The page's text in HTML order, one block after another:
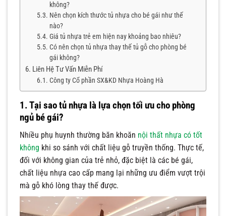
không?
Nên chọn kích thước tủ nhựa cho bé gái như thế
nào?
Giá tủ nhựa trẻ em hiện nay khoảng bao nhiêu?
Có nên chọn tủ nhựa thay thế tủ gỗ cho phòng bé
gái không?
Liên Hệ Tư Vấn Miễn Phí
Công ty Cổ phần SX&KD Nhựa Hoàng Hà
1. Tại sao tủ nhựa là lựa chọn tối ưu cho phòng
ngủ bé gái?
Nhiều phụ huynh thường băn khoăn nội thất nhựa có tốt
không khi so sánh với chất liệu gỗ truyền thống. Thực tế,
đối với không gian của trẻ nhỏ, đặc biệt là các bé gái,
chất liệu nhựa cao cấp mang lại những ưu điểm vượt trội
mà gỗ khó lòng thay thế được.